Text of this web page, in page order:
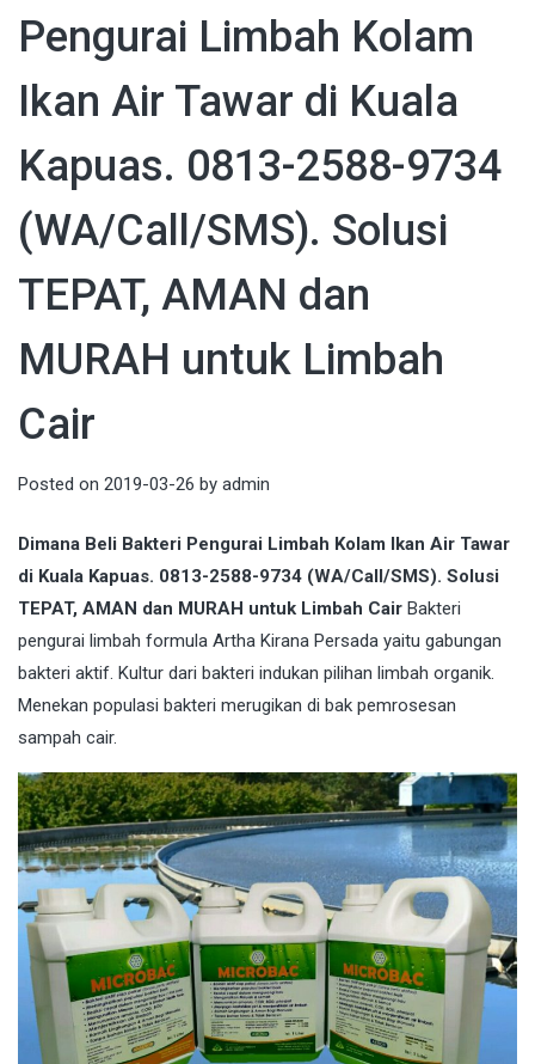
Pengurai Limbah Kolam
Ikan Air Tawar di Kuala
Kapuas. 0813-2588-9734
(WA/Call/SMS). Solusi
TEPAT, AMAN dan
MURAH untuk Limbah
Cair
Posted on 2019-03-26 by admin
Dimana Beli Bakteri Pengurai Limbah Kolam Ikan Air Tawar
di Kuala Kapuas. 0813-2588-9734 (WA/Call/SMS). Solusi
TEPAT, AMAN dan MURAH untuk Limbah Cair Bakteri
pengurai limbah formula Artha Kirana Persada yaitu gabungan
bakteri aktif. Kultur dari bakteri indukan pilihan limbah organik.
Menekan populasi bakteri merugikan di bak pemrosesan
sampah cair.